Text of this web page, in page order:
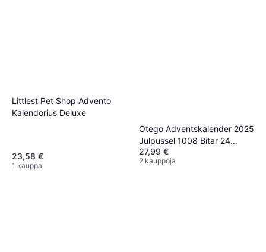
Littlest Pet Shop Advento
Kalendorius Deluxe
23,58 €
1 kauppa
Otego Adventskalender 2025
Julpussel 1008 Bitar 24
Lådor
27,99 €
2 kauppoja